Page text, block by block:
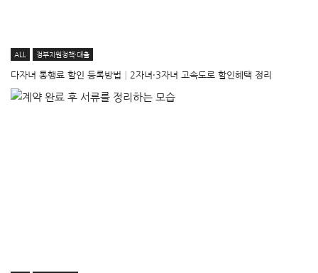
ALL 정부지원정책·대출
다자녀 통행료 할인 등록방법│2자녀·3자녀 고속도로 할인혜택 정리